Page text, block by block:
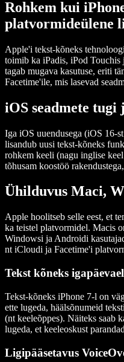
Rohkem kui
platvormideülene
Apple'i tekst-kõneks
toimib ka iPadis, iPod
tagab mugava kasutuse, eriti
Facetime'ile, mis lasevad
iOS seadmete tugi
Iga iOS uuendusega (iOS 16-
lisandub uusi tekst-kõneks
rohkem keeli (nagu inglise
tõhusam koostöö
Ühilduvus Maci,
Apple hoolitseb selle eest, et
ka teistel platvormidel. Macis
Windowsi ja Androidi
nt iCloudi ja Facetime'i
Tekst kõneks
Tekst-kõneks iPhone 7-l on
ette lugeda, häälsõnumeid
(nt keeleõppes). Näiteks saab
lugeda, et keeleoskust
Ligipääsetavus